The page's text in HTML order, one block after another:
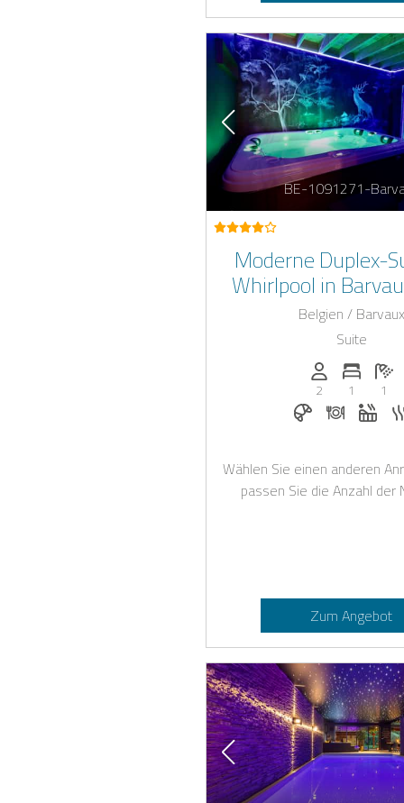
BE-1091271-
Moderne Duplex-
Whirlpool in
Nähe von
Belgien / Barvaux
Suite
Anzahl der
2
Anzahl
1
1
Frühstück bei
Wählen Sie einen anderen
passen Sie die Anzahl der
Zum Angebot